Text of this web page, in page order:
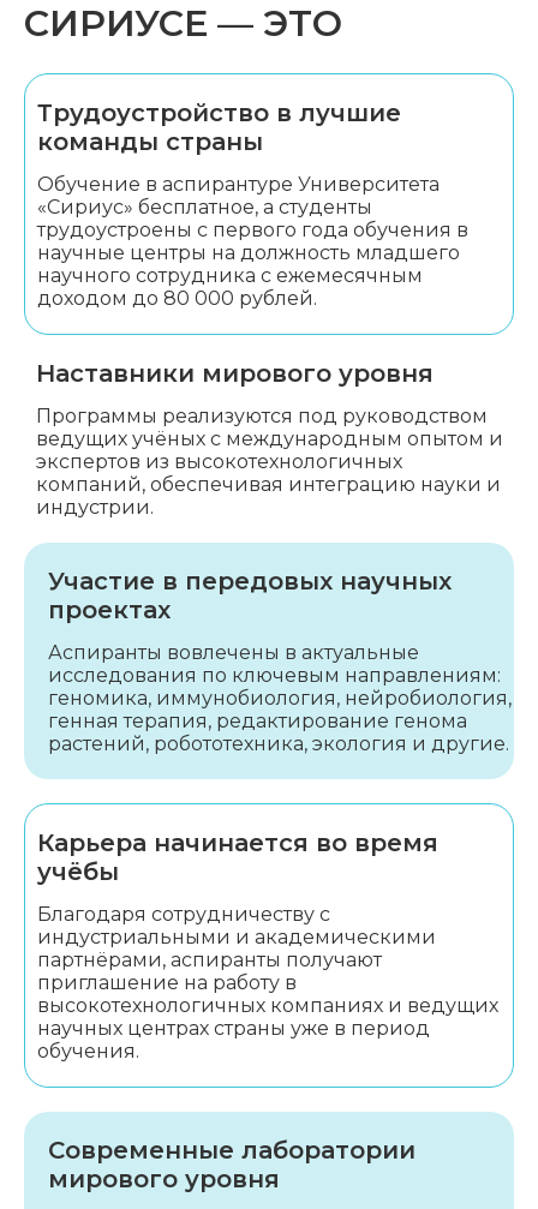
СИРИУСЕ — ЭТО
Трудоустройство в лучшие
команды страны
Обучение в аспирантуре Университета
«Сириус» бесплатное, а студенты
трудоустроены с первого года обучения в
научные центры на должность младшего
научного сотрудника с ежемесячным
доходом до 80 000 рублей.
Наставники мирового уровня
Программы реализуются под руководством
ведущих учёных с международным опытом и
экспертов из высокотехнологичных
компаний, обеспечивая интеграцию науки и
индустрии.
Участие в передовых научных
проектах
Аспиранты вовлечены в актуальные
исследования по ключевым направлениям:
геномика, иммунобиология, нейробиология,
генная терапия, редактирование генома
растений, робототехника, экология и другие.
Карьера начинается во время
учёбы
Благодаря сотрудничеству с
индустриальными и академическими
партнёрами, аспиранты получают
приглашение на работу в
высокотехнологичных компаниях и ведущих
научных центрах страны уже в период
обучения.
Современные лаборатории
мирового уровня